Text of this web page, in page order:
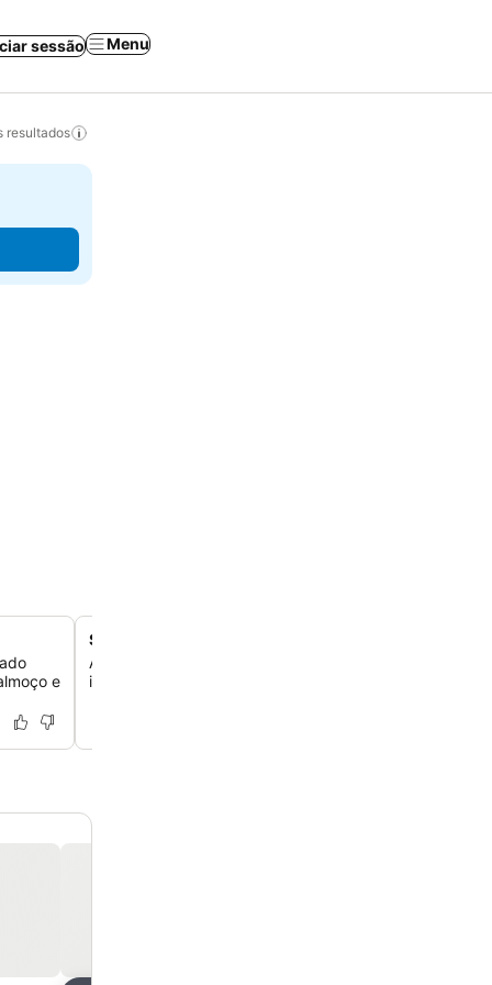
sessão Menu
resultados
e
Sala de entretenimento multiusos
Aproveite a versátil sala multiusos, perfeita para
incluindo o uso como discoteca para entretenimento.